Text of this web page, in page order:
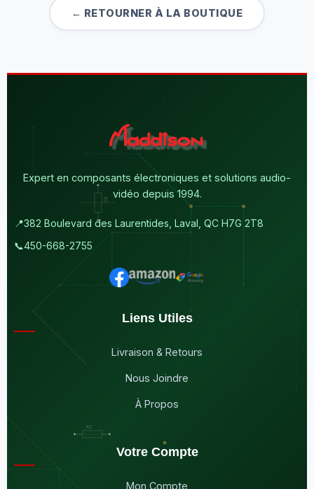
← RETOURNER À LA BOUTIQUE
Expert en composants électroniques et solutions audio-
vidéo depuis 1994.
📍382 Boulevard des Laurentides, Laval, QC H7G 2T8
📞450-668-2755
Liens Utiles
Livraison & Retours
Nous Joindre
À Propos
Votre Compte
Mon Compte